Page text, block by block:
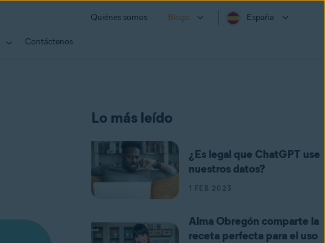
Quiénes somos Blogs España
Contáctenos
Lo más leído
¿Es legal que ChatGPT use
nuestros datos?
1 FEB 2023
Alma Obregón comparte la
receta perfecta para el uso